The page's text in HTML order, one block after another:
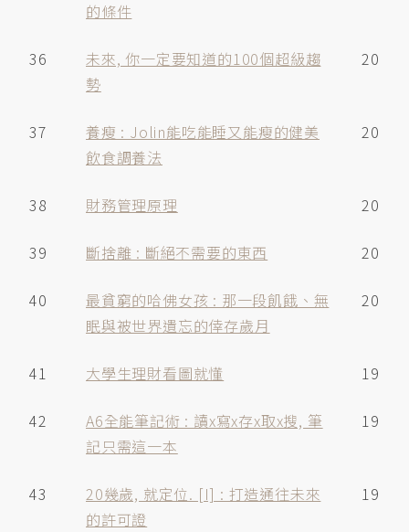
的條件
36
未來, 你一定要知道的100個超級趨
勢
20
37
養瘦 : Jolin能吃能睡又能瘦的健美
飲食調養法
20
38 財務管理原理 20
39 斷捨離 : 斷絕不需要的東西 20
40
最貧窮的哈佛女孩 : 那一段飢餓、無
眠與被世界遺忘的倖存歲月
20
41 大學生理財看圖就懂 19
42
A6全能筆記術 : 讀x寫x存x取x搜, 筆
記只需這一本
19
43
20幾歲, 就定位. [I] : 打造通往未來
的許可證
19